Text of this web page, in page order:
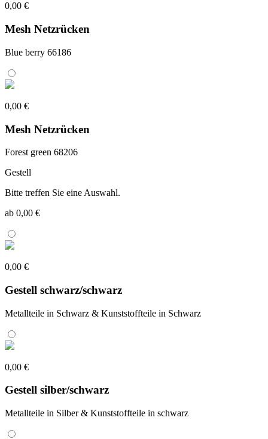
0,00 €
Mesh Netzrücken
Blue berry 66186
0,00 €
Mesh Netzrücken
Forest green 68206
Gestell
Bitte treffen Sie eine Auswahl.
ab 0,00 €
0,00 €
Gestell schwarz/schwarz
Metallteile in Schwarz & Kunststoffteile in Schwarz
0,00 €
Gestell silber/schwarz
Metallteile in Silber & Kunststoffteile in schwarz